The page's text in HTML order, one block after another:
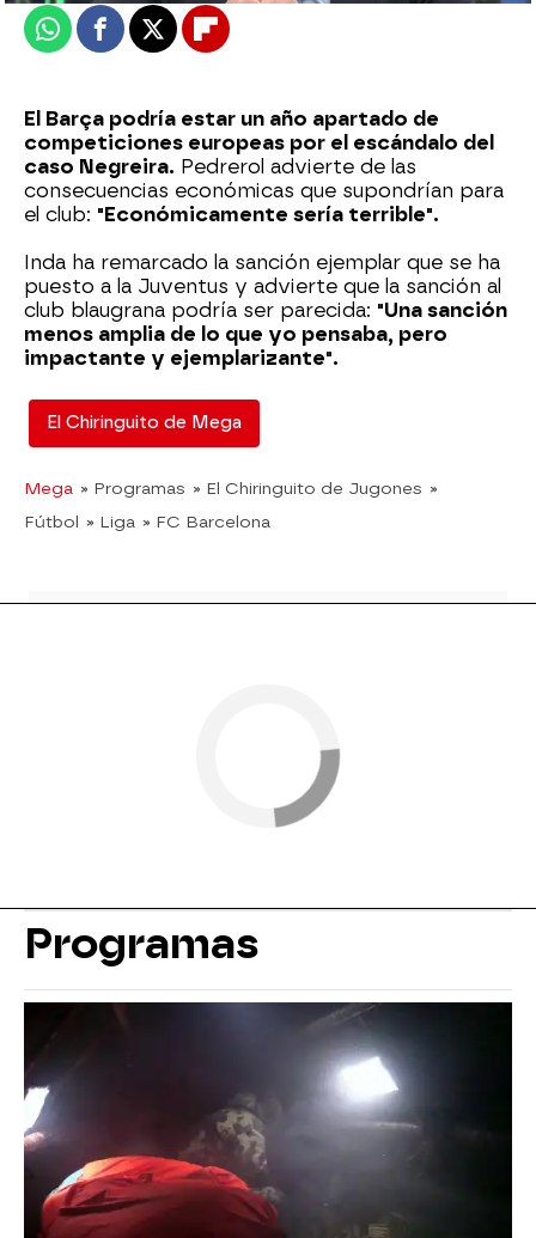
WhatsappFacebook
X Flipboard
El Barça podría estar un año apartado de
competiciones europeas por el escándalo del
caso Negreira. Pedrerol advierte de las
consecuencias económicas que supondrían para
el club: "Económicamente sería terrible".
Inda ha remarcado la sanción ejemplar que se ha
puesto a la Juventus y advierte que la sanción al
club blaugrana podría ser parecida: "Una sanción
menos amplia de lo que yo pensaba, pero
impactante y ejemplarizante".
El Chiringuito de Mega
Mega » Programas » El Chiringuito de Jugones »
Fútbol » Liga » FC Barcelona
Programas